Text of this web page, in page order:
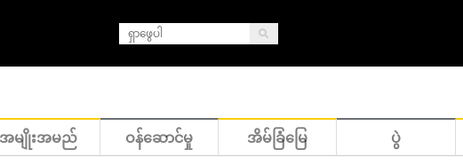
အမျိုးအမည် ဝန်ဆောင်မှု အိမ်ခြံမြေ ပွဲ